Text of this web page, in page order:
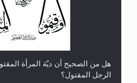
رأيٌ في لغة المسيح الموعود عليه
هل من الصحيح أن ديّة المرأة
الرجل المقتول؟